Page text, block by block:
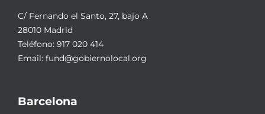
C/ Fernando el Santo, 27, bajo A
28010 Madrid
Teléfono: 917 020 414
Email: fund@gobiernolocal.org
Barcelona